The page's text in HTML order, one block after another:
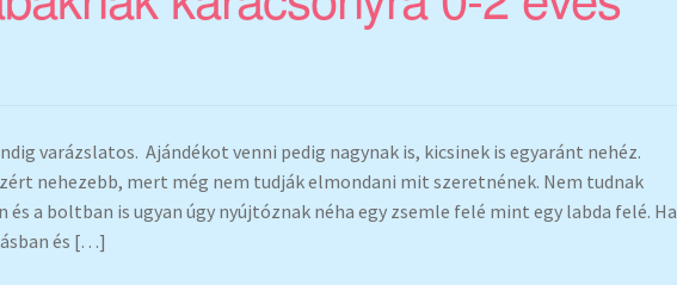
varázslatos. Ajándékot venni pedig nagynak is, kicsinek is egyaránt nehéz.
nehezebb, mert még nem tudják elmondani mit szeretnének. Nem tudnak
és a boltban is ugyan úgy nyújtóznak néha egy zsemle felé mint egy labda felé. Ha
és […]